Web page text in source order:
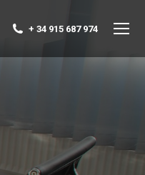
+ 34 915 687 974